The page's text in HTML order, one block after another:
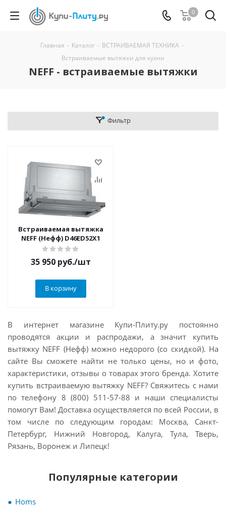
0
Главная - Каталог - ВСТРАИВАЕМАЯ ТЕХНИКА -
Встраиваемые вытяжки для кухни
NEFF - встраиваемые вытяжки
Фильтр
Встраиваемая вытяжка
NEFF (Нефф) D46ED52X1
35 950 руб./шт
В корзину
В интернет магазине Купи-Плиту.ру постоянно
проводятся акции и распродажи, а значит купить
вытяжку NEFF (Нефф) можно недорого (со скидкой). На
сайте Вы сможете найти не только цены, но и фото,
характеристики, отзывы о товарах этого бренда. Хотите
купить встраиваемую вытяжку NEFF? Свяжитесь с нами
по телефону 8 (800) 511-57-88 и наши специалисты
помогут Вам! Доставка осуществляется по всей России, в
том числе по следующим городам: Москва, Санкт-
Петербург, Нижний Новгород, Калуга, Тула, Тверь,
Рязань, Воронеж и Липецк!
Популярные категории
Homs